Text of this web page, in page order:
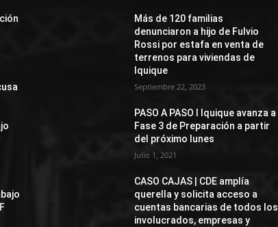
Más de 120 familias
denunciaron a hijo de Fulvio
Rossi por estafa en venta de
terrenos para viviendas de
Iquique
Septiembre 22, 2023
PASO A PASO I Iquique avanza a
Fase 3 de Preparación a partir
del próximo lunes
Julio 1, 2021
CASO CAJAS | CDE amplía
querella y solicita acceso a
cuentas bancarias de todos los
involucrados, empresas y